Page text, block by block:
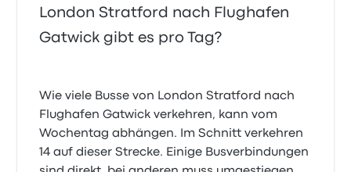
London Stratford nach Flughafen
Gatwick gibt es pro Tag?
Wie viele Busse von London Stratford nach
Flughafen Gatwick verkehren, kann vom
Wochentag abhängen. Im Schnitt verkehren
14 auf dieser Strecke. Einige Busverbindungen